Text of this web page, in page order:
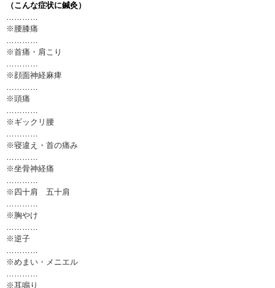
（こんな症状に鍼灸）
…………
※腰膝痛
…………
※首痛・肩こり
…………
※顔面神経麻痺
…………
※頭痛
…………
※ギックリ腰
…………
※寝違え・首の痛み
…………
※坐骨神経痛
…………
※四十肩 五十肩
…………
※胸やけ
…………
※逆子
…………
※めまい・メニエル
…………
※耳鳴り